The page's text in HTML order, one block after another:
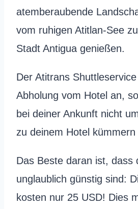
atemberaubende
vom ruhigen Atitlan-See
Stadt Antigua genießen.
Der Atitrans
Abholung vom Hotel an,
bei deiner Ankunft nicht
zu deinem Hotel kümmern
Das Beste daran ist, dass
unglaublich günstig sind:
kosten nur 25 USD! Dies